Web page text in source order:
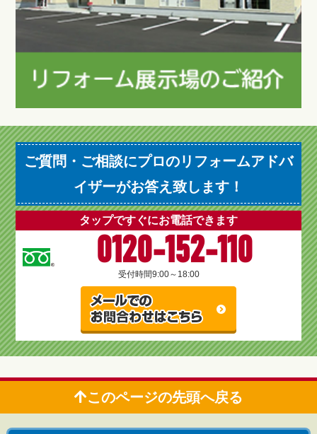
ご質問・ご相談にプロのリフォームアドバ
イザーがお答え致します！
タップですぐにお電話できます
0120-152-110
受付時間9:00～18:00
このページの先頭へ戻る